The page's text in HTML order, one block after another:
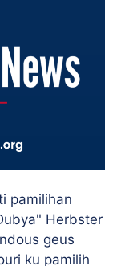
pamilihan
Herbster
geus
ku pamilih